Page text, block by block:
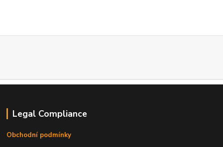
Legal Compliance
Obchodní podmínky